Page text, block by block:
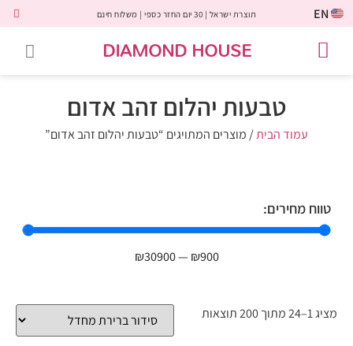
EN תוצרת ישראל | 30 יום החזר כספי | משלוח חינם
DIAMOND HOUSE
טבעות יהלום זהב אדום
עמוד הבית/ מוצרים המתויגים “טבעות יהלום זהב אדום”
טווח מחירים:
₪900
—
₪30900
מציג 1–24 מתוך 200 תוצאות